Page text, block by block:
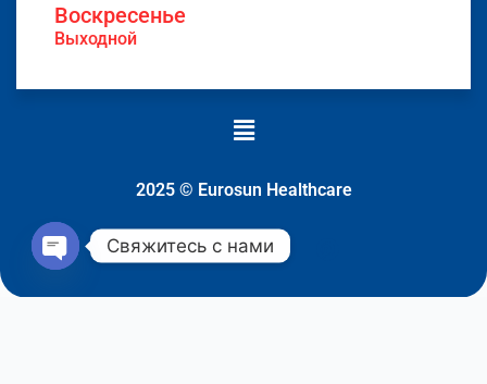
Воскресенье
Выходной
Меню
2025 © Eurosun Healthcare
Свяжитесь с нами
Open